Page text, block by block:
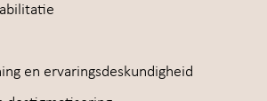
en ervaringsdeskundigheid